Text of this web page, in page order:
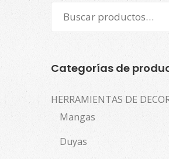
por:
Categorías de
HERRAMIENTAS DE
Mangas
Duyas